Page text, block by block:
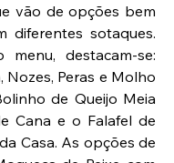
vão de opções bem
diferentes sotaques.
destacam-se:
Nozes, Peras e Molho
de Queijo Meia
Cana e o Falafel de
Casa. As opções de